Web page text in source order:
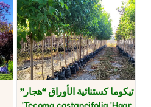
تيكوما كستنائية الأوراق “هجار”